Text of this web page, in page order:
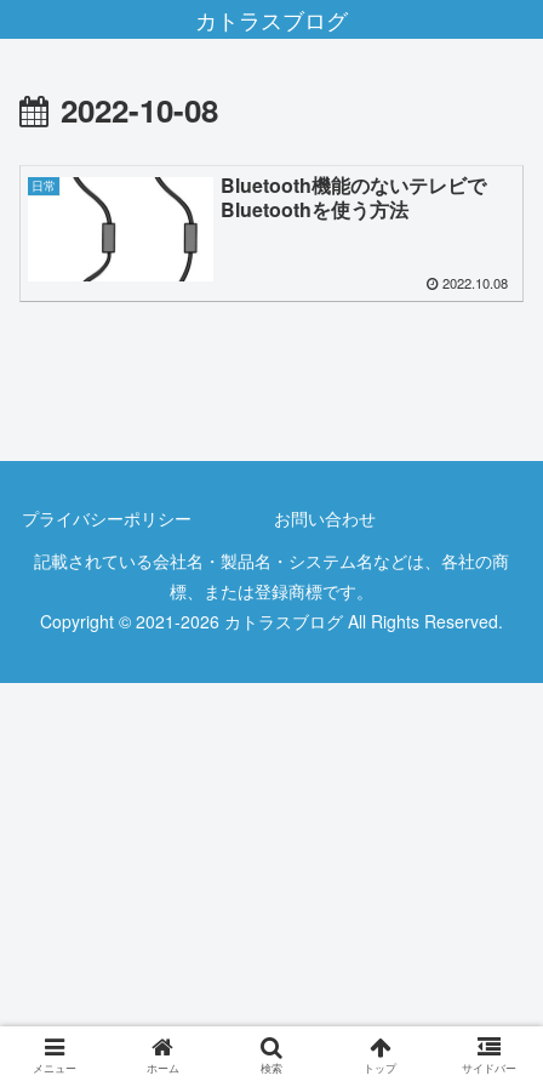
カトラスブログ
2022-10-08
日常
Bluetooth機能のないテレビで
Bluetoothを使う方法
2022.10.08
プライバシーポリシー
お問い合わせ
記載されている会社名・製品名・システム名などは、各社の商
標、または登録商標です。
Copyright © 2021-2026 カトラスブログ All Rights Reserved.
メニュー ホーム 検索 トップ サイドバー